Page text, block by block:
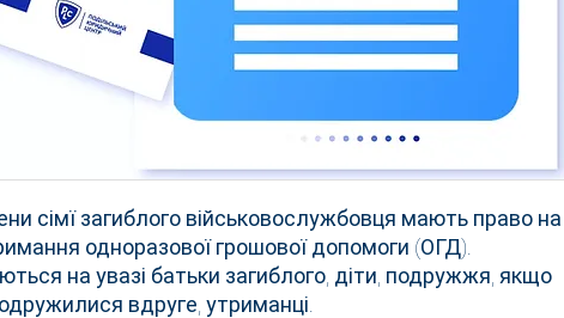
сімї загиблого військовослужбовця мають право на
одноразової грошової допомоги (ОГД).
на увазі батьки загиблого, діти, подружжя, якщо
вдруге, утриманці.